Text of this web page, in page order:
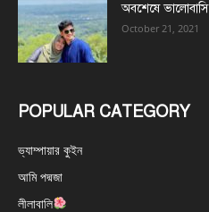
অবশেষে ভালোবাসি
October 21, 2021
POPULAR CATEGORY
ভ্যাম্পায়ার কুইন
আমি পদ্মজা
লীলাবালি